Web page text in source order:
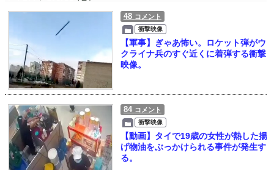
48 コメント
衝撃映像
【軍事】ぎゃあ怖い。ロケット弾がウ
クライナ兵のすぐ近くに着弾する衝撃
映像。
84 コメント
衝撃映像
【動画】タイで19歳の女性が熱した揚
げ物油をぶっかけられる事件が発生す
る。